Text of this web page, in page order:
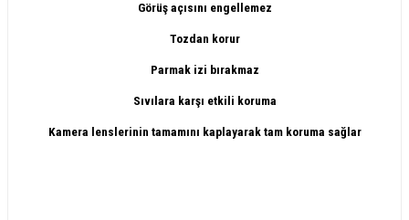
Görüş açısını engellemez
Tozdan korur
Parmak izi bırakmaz
Sıvılara karşı etkili koruma
Kamera lenslerinin tamamını kaplayarak tam koruma sağlar